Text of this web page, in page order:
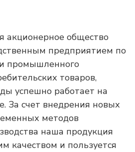
акционерное общество
предприятием по
промышленного
товаров,
успешно работает на
За счет внедрения новых
методов
наша продукция
качеством и пользуется